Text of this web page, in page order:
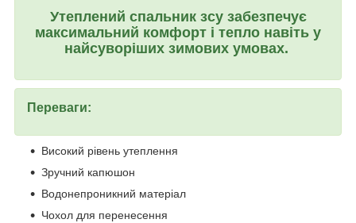
Утеплений спальник зсу забезпечує
максимальний комфорт і тепло навіть у
найсуворіших зимових умовах.
Переваги:
Високий рівень утеплення
Зручний капюшон
Водонепроникний матеріал
Чохол для перенесення